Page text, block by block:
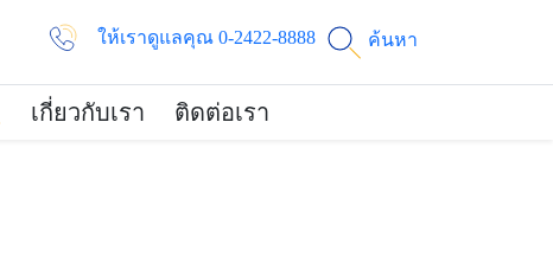
ให้เราดูแลคุณ 0-2422-8888 ค้นหา
เกี่ยวกับเรา ติดต่อเรา